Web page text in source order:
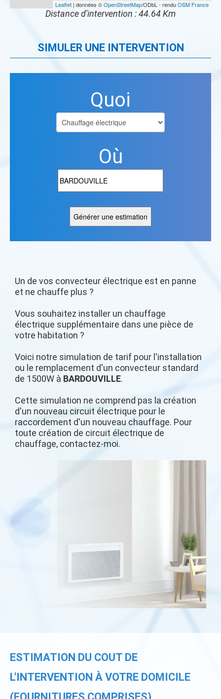
Leaflet | données ©OpenStreetMap/ODbL - renduOSM France
Distance d'intervention : 44.64 Km
SIMULER UNE INTERVENTION
Quoi
Où
Un de vos convecteur électrique est en panne
et ne chauffe plus ?
Vous souhaitez installer un chauffage
électrique supplémentaire dans une pièce de
votre habitation ?
Voici notre simulation de tarif pour l'installation
ou le remplacement d'un convecteur standard
de 1500W à BARDOUVILLE.
Cette simulation ne comprend pas la création
d'un nouveau circuit électrique pour le
raccordement d'un nouveau chauffage. Pour
toute création de circuit électrique de
chauffage, contactez-moi.
ESTIMATION DU COUT DE
L'INTERVENTION À VOTRE DOMICILE